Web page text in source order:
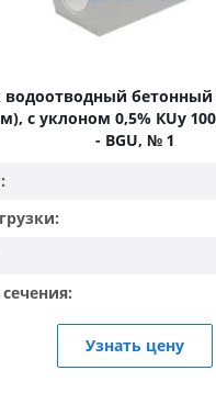
водоотводный
с уклоном 0,5% КUу
- BGU, № 1
Узнать цену